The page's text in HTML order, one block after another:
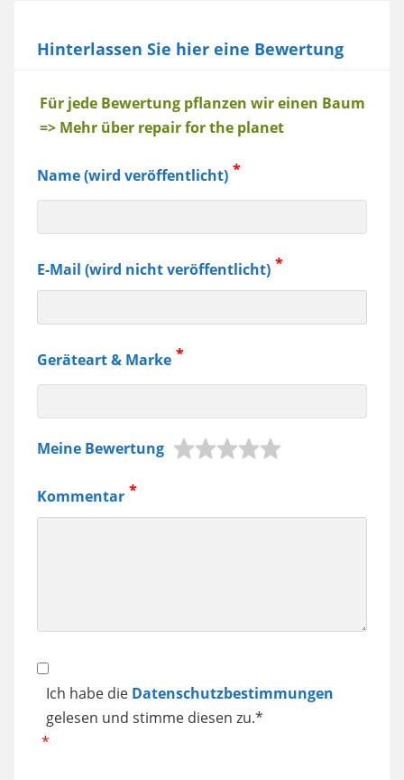
Hinterlassen Sie hier eine Bewertung
Baum
Für jede Bewertung pflanzen wir einen Baum
=> Mehr über repair for the planet
Name (wird veröffentlicht)
E-Mail (wird nicht veröffentlicht)
Geräteart & Marke
Jura
Samsung
Meine Bewertung
Kommentar
Datenschutz
Ich habe die Datenschutzbestimmungen
gelesen und stimme diesen zu.*